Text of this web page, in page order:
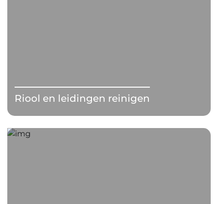
Riool en leidingen reinigen